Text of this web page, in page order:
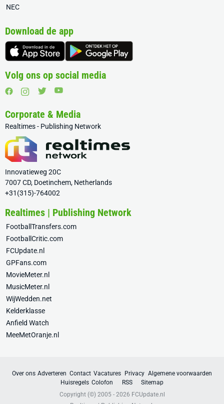
NEC
Download de app
Volg ons op social media
Corporate & Media
Realtimes - Publishing Network
Innovatieweg 20C
7007 CD, Doetinchem, Netherlands
+31(315)-764002
Realtimes | Publishing Network
FootballTransfers.com
FootballCritic.com
FCUpdate.nl
GPFans.com
MovieMeter.nl
MusicMeter.nl
WijWedden.net
Kelderklasse
Anfield Watch
MeeMetOranje.nl
Over ons Adverteren Contact Vacatures Privacy Algemene voorwaarden
Huisregels Colofon RSS
Sitemap
Copyright (©) 2005 - 2026 FCUpdate.nl